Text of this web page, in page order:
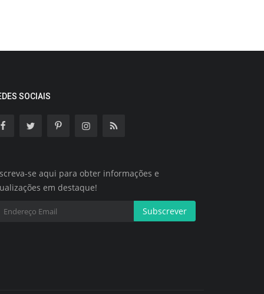
SOCIAIS
se aqui para obter informações e
em destaque!
Subscrever